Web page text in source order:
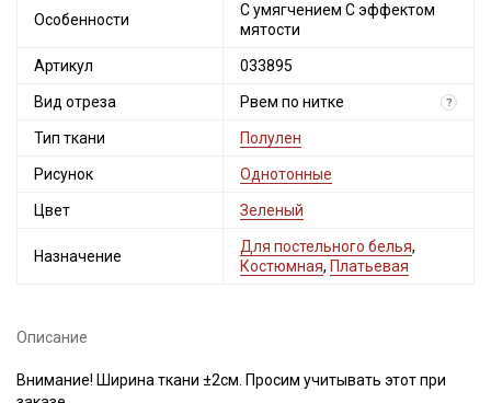
Особенности
С умягчением С эффектом
мятости
Артикул 033895
Вид отреза Рвем по нитке ?
Тип ткани Полулен
Рисунок Однотонные
Цвет Зеленый
Назначение
Для постельного белья,
Костюмная, Платьевая
Описание
Внимание! Ширина ткани ±2см. Просим учитывать этот при